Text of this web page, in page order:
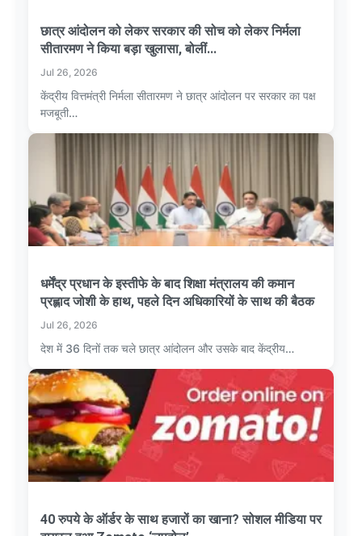
छात्र आंदोलन को लेकर सरकार की सोच को लेकर निर्मला
सीतारमण ने किया बड़ा खुलासा, बोलीं...
Jul 26, 2026
केंद्रीय वित्तमंत्री निर्मला सीतारमण ने छात्र आंदोलन पर सरकार का पक्ष
मजबूती…
धर्मेंद्र प्रधान के इस्तीफे के बाद शिक्षा मंत्रालय की कमान
प्रह्लाद जोशी के हाथ, पहले दिन अधिकारियों के साथ की बैठक
Jul 26, 2026
देश में 36 दिनों तक चले छात्र आंदोलन और उसके बाद केंद्रीय…
40 रुपये के ऑर्डर के साथ हजारों का खाना? सोशल मीडिया पर